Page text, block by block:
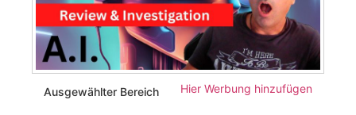
Ausgewählter Bereich Hier Werbung hinzufügen